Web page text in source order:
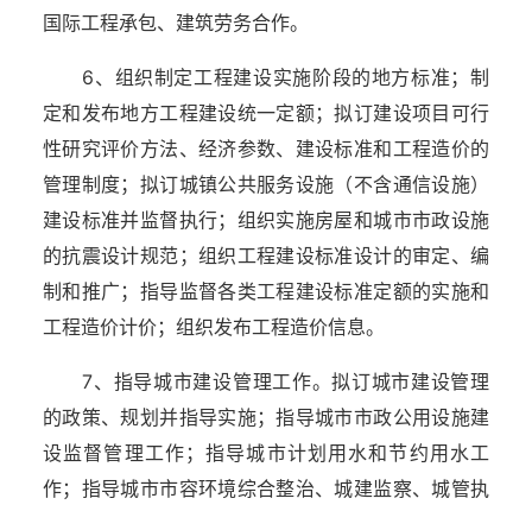
国际工程承包、建筑劳务合作。
6、组织制定工程建设实施阶段的地方标准；制
定和发布地方工程建设统一定额；拟订建设项目可行
性研究评价方法、经济参数、建设标准和工程造价的
管理制度；拟订城镇公共服务设施（不含通信设施）
建设标准并监督执行；组织实施房屋和城市市政设施
的抗震设计规范；组织工程建设标准设计的审定、编
制和推广；指导监督各类工程建设标准定额的实施和
工程造价计价；组织发布工程造价信息。
7、指导城市建设管理工作。拟订城市建设管理
的政策、规划并指导实施；指导城市市政公用设施建
设监督管理工作；指导城市计划用水和节约用水工
作；指导城市市容环境综合整治、城建监察、城管执